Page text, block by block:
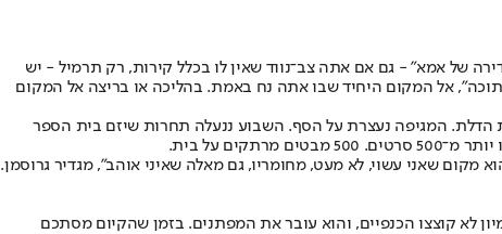
של אמא" - גם אם אתה צב־נווד שאין לו בכלל קירות, רק תרמיל - יש
אל המקום היחיד שבו אתה נח באמת. בהליכה או בריצה אל המקום
עלינו את הדלת. המגיפה נעצרת על הסף. השבוע ננעלה תחרות שיזם בית הספר
שאני עשוי, לא מעט, מחומריו, גם מאלה שאיני אוהב", מגדיר גרוסמן.
לא קוצצו הכנפיים, והוא עובר את המפתנים. בזמן שהקיום מסתכם